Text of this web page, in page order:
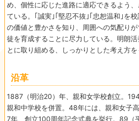
め、個性に応じた進路に適応できるよう
ている。｢誠実｣｢堅忍不抜｣｢忠恕温和｣を
の価値と豊かさを知り、周囲への気配り
徒を育成することに尽力している。明朗
とに取り組める、しっかりとした考え方を
沿革
1887（明治20）年、親和女学校創立。
親和中学校を併置。48年には、親和女子
7年、創立100周年記念式典を挙行。89（